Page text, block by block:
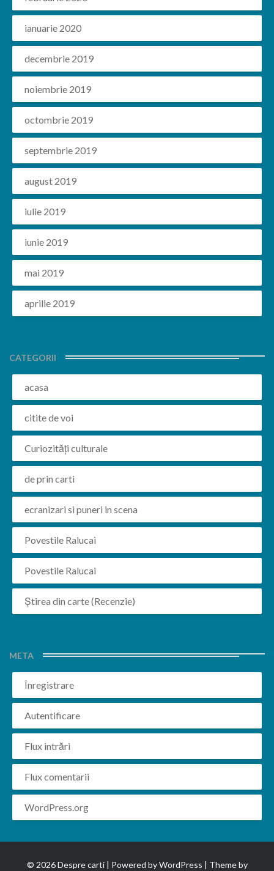
ianuarie 2020
decembrie 2019
noiembrie 2019
octombrie 2019
septembrie 2019
august 2019
iulie 2019
iunie 2019
mai 2019
aprilie 2019
CATEGORII
acasa
citite de voi
Curiozități culturale
de prin carti
ecranizari si puneri in scena
Povestile Ralucai
Povestile Ralucai
Știrea din carte (Recenzie)
META
Înregistrare
Autentificare
Flux intrări
Flux comentarii
WordPress.org
© 2026 Despre carti | Powered byWordPress | Theme by